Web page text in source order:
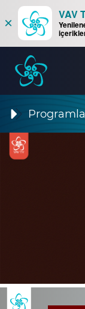
×
VAV